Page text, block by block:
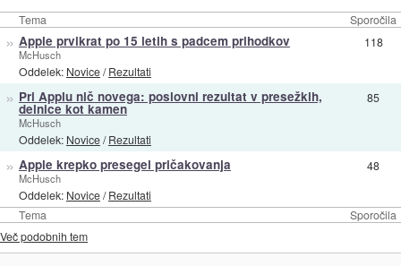
Tema Sporočila
Tema Sporočila
» Apple prvikrat po 15 letih s padcem prihodkov
McHusch
Oddelek: Novice/Rezultati
118
» Pri Applu nič novega: poslovni rezultat v presežkih,
delnice kot kamen
McHusch
Oddelek: Novice/Rezultati
85
» Apple krepko presegel pričakovanja
McHusch
Oddelek: Novice/Rezultati
48
Več podobnih tem